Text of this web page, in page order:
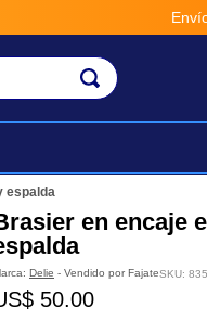
Envío rápido,
espalda
en encaje
Delie - Vendido por FajateSKU:
50.00